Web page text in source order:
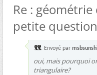
Re :
petite
Envoyé par
oui, mais pourquoi
triangulaire?